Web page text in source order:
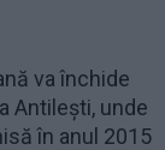
va închide
Antilești, unde
în anul 2015